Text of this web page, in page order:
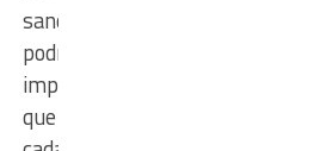
sancionada,
podría
implicar
que